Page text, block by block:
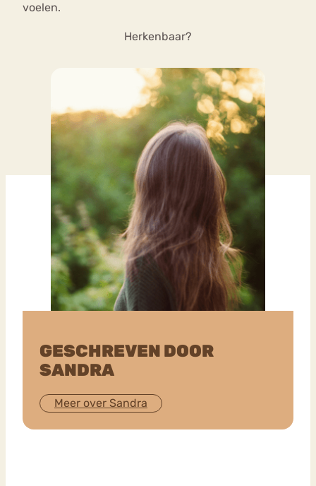
voelen.
Herkenbaar?
GESCHREVEN DOOR
SANDRA
Meer over Sandra